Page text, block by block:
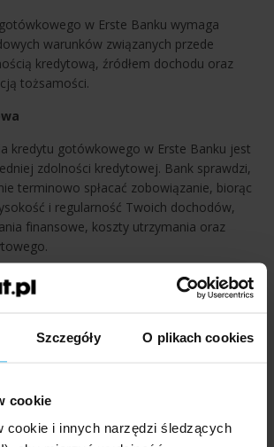
Szczegóły O plikach cookies
cookie
cookie i innych narzędzi śledzących
w Erste Banku wymaga
warunków związanych przede
kredytową, źródłem dochodu oraz
tożsamości.
kredytu gotówkowego w Erste Banku jest
zdolności kredytowej. Bank sprawdzi,
terminowo spłacać zobowiązanie, biorąc
i regularność Twoich dochodów,
finansowe, koszty utrzymania oraz
możesz sprawdzić w
kredytu. W takim